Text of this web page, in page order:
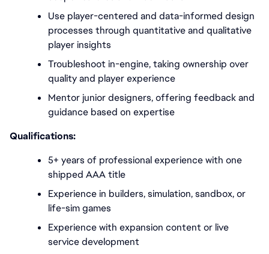
Use player-centered and data-informed design
processes through quantitative and qualitative
player insights
Troubleshoot in-engine, taking ownership over
quality and player experience
Mentor junior designers, offering feedback and
guidance based on expertise
Qualifications:
5+ years of professional experience with one
shipped AAA title
Experience in builders, simulation, sandbox, or
life-sim games
Experience with expansion content or live
service development